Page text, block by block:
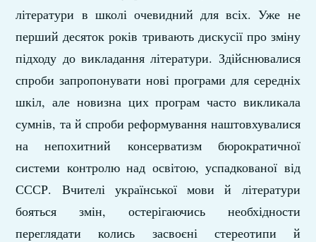
літератури в школі очевидний для всіх. Уже не
перший десяток років тривають дискусії про зміну
підходу до викладання літератури. Здійснювалися
спроби запропонувати нові програми для середніх
шкіл, але новизна цих програм часто викликала
сумнів, та й спроби реформування наштовхувалися
на непохитний консерватизм бюрократичної
системи контролю над освітою, успадкованої від
СССР. Вчителі української мови й літератури
бояться змін, остерігаючись необхідности
переглядати колись засвоєні стереотипи й